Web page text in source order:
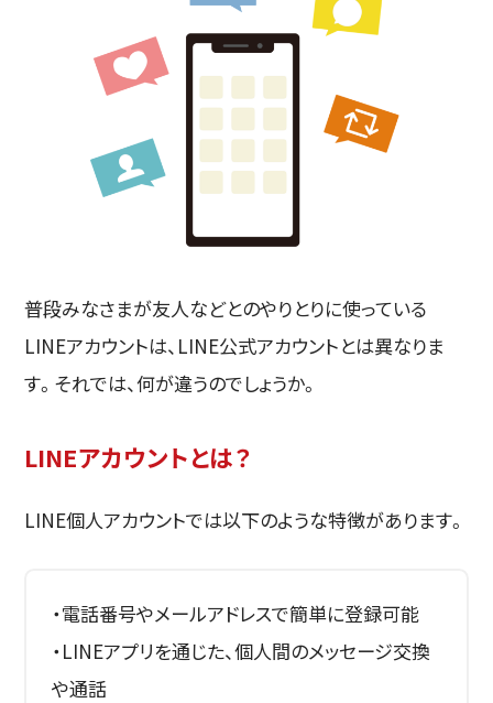
普段みなさまが友人などとのやりとりに使っている
LINEアカウントは、LINE公式アカウントとは異なりま
す。それでは、何が違うのでしょうか。
LINEアカウントとは？
LINE個人アカウントでは以下のような特徴があります。
・電話番号やメールアドレスで簡単に登録可能
・LINEアプリを通じた、個人間のメッセージ交換
や通話